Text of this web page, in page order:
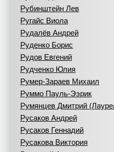
Рубинштейн Лев
Ругайс Виола
Рудалёв Андрей
Руденко Борис
Рудов Евгений
Рудченко Юлия
Румер-Зараев Михаил
Руммо Пауль-Ээрик
Румянцев Дмитрий
Русаков Андрей
Русаков Геннадий
Русакова Виктория